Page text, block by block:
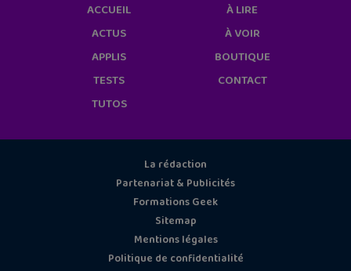
ACCUEIL
ACTUS
APPLIS
TESTS
TUTOS
À LIRE
À VOIR
BOUTIQUE
CONTACT
La rédaction
Partenariat & Publicités
Formations Geek
Sitemap
Mentions légales
Politique de confidentialité